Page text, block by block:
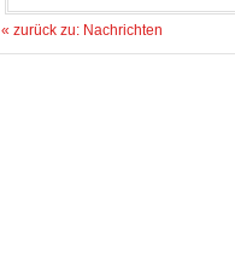
« zurück zu: Nachrichten